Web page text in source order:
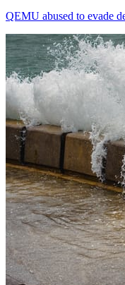
QEMU abused to evade